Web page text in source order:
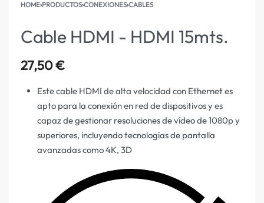
HOME›PRODUCTOS›CONEXIONES›CABLES
Cable HDMI - HDMI 15mts.
27,50€
Este cable HDMI de alta velocidad con Ethernet es
apto para la conexión en red de dispositivos y es
capaz de gestionar resoluciones de vídeo de 1080p y
superiores, incluyendo tecnologías de pantalla
avanzadas como 4K, 3D